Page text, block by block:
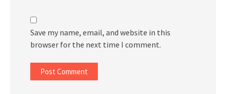
Save my name, email, and website in this
browser for the next time I comment.